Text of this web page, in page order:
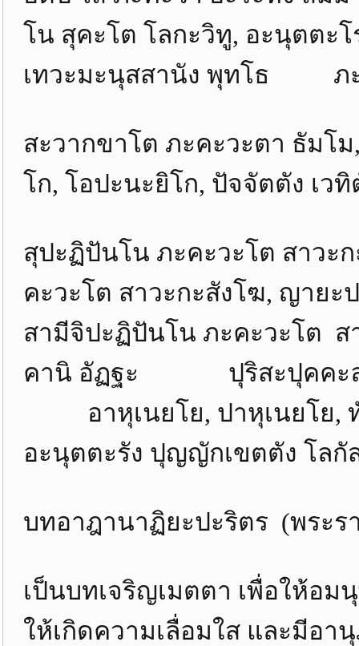
โน สุคะโต โลกะวิทู, อะนุต
เทวะมะนุสสานัง พุทโธ ภะ
สะวากขาโต ภะคะวะตา ธั
โก, โอปะนะยิโก, ปัจจัตตัง เ
สุปะฏิปันโน ภะคะวะโต
คะวะโต สาวะกะสังโฆ, ญาย
สามีจิปะฏิปันโน ภะคะวะโต ส
คานิ อัฏฐะ ปุริสะปุคคะลา
อาหุเนยโย, ปาหุเนยโย,
อะนุตตะรัง ปุญญักเขตตัง โลกั
บทอาฎานาฏิยะปะริตร (พระร
เป็นบทเจริญเมตตา เพื่อให้อ
ให้เกิดความเลื่อมใส และมีอ